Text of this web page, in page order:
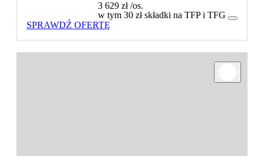
3 629 zł/os.
w tym 30 zł składki na TFP i TFG
SPRAWDŹ OFERTĘ